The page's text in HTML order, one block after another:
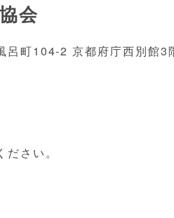
会
呂町104-2 京都府庁西別館3
さい。